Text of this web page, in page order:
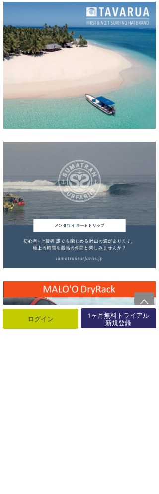
米山予報士
wanda
banpaku
Mr.K
ログイン 1ヶ月無料トライアル
新規登録